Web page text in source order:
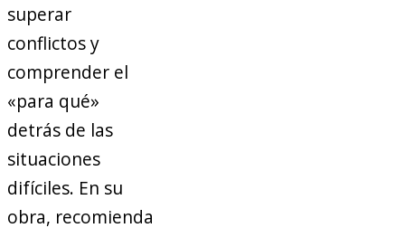
superar
conflictos y
comprender el
«para qué»
detrás de las
situaciones
difíciles. En su
obra, recomienda